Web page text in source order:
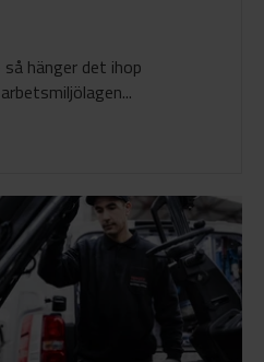
hänger det ihop